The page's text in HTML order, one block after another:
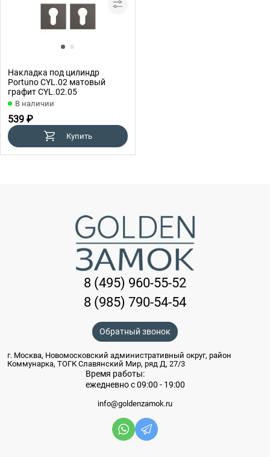
Накладка под цилиндр
Portuno CYL.02 матовый
графит CYL.02.05
В наличии
539 ₽
Купить
8 (495) 960-55-52
8 (985) 790-54-54
Обратный звонок
г. Москва, Новомосковский административный округ, район
Коммунарка, ТОГК Славянский Мир, ряд Д, 27/3
Время работы:
ежедневно с 09:00 - 19:00
info@goldenzamok.ru